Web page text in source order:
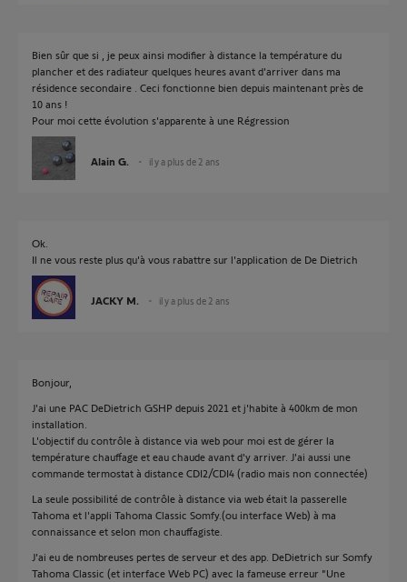
Bien sûr que si , je peux ainsi modifier à distance la température du
plancher et des radiateur quelques heures avant d'arriver dans ma
résidence secondaire . Ceci fonctionne bien depuis maintenant près de
10 ans !
Pour moi cette évolution s'apparente à une Régression
Alain G. il y a plus de 2 ans
Ok.
Il ne vous reste plus qu'à vous rabattre sur l'application de De Dietrich
JACKY M. il y a plus de 2 ans
Bonjour,
J'ai une PAC DeDietrich GSHP depuis 2021 et j'habite à 400km de mon
installation.
L'objectif du contrôle à distance via web pour moi est de gérer la
température chauffage et eau chaude avant d'y arriver. J'ai aussi une
commande termostat à distance CDI2/CDI4 (radio mais non connectée)
La seule possibilité de contrôle à distance via web était la passerelle
Tahoma et l'appli Tahoma Classic Somfy.(ou interface Web) à ma
connaissance et selon mon chauffagiste.
J'ai eu de nombreuses pertes de serveur et des app. DeDietrich sur Somfy
Tahoma Classic (et interface Web PC) avec la fameuse erreur "Une